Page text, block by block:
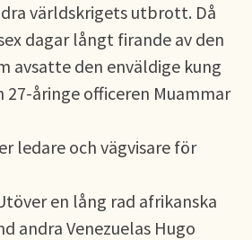
världskrigets utbrott. Då
dagar långt firande av den
avsatte den enväldige kung
27-åringe officeren Muammar
ledare och vägvisare för
en lång rad afrikanska
andra Venezuelas Hugo